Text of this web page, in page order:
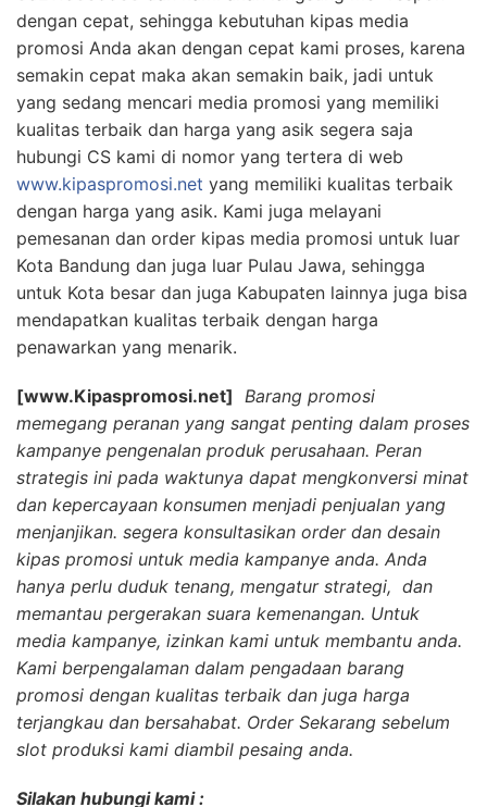
dengan cepat, sehingga kebutuhan kipas media
promosi Anda akan dengan cepat kami proses, karena
semakin cepat maka akan semakin baik, jadi untuk
yang sedang mencari media promosi yang memiliki
kualitas terbaik dan harga yang asik segera saja
hubungi CS kami di nomor yang tertera di web
www.kipaspromosi.net yang memiliki kualitas terbaik
dengan harga yang asik. Kami juga melayani
pemesanan dan order kipas media promosi untuk luar
Kota Bandung dan juga luar Pulau Jawa, sehingga
untuk Kota besar dan juga Kabupaten lainnya juga bisa
mendapatkan kualitas terbaik dengan harga
penawarkan yang menarik.
[www.Kipaspromosi.net] Barang promosi
memegang peranan yang sangat penting dalam proses
kampanye pengenalan produk perusahaan. Peran
strategis ini pada waktunya dapat mengkonversi minat
dan kepercayaan konsumen menjadi penjualan yang
menjanjikan. segera konsultasikan order dan desain
kipas promosi untuk media kampanye anda. Anda
hanya perlu duduk tenang, mengatur strategi, dan
memantau pergerakan suara kemenangan. Untuk
media kampanye, izinkan kami untuk membantu anda.
Kami berpengalaman dalam pengadaan barang
promosi dengan kualitas terbaik dan juga harga
terjangkau dan bersahabat. Order Sekarang sebelum
slot produksi kami diambil pesaing anda.
Silakan hubungi kami :